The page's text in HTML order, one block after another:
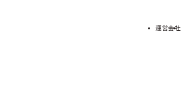
運営会社